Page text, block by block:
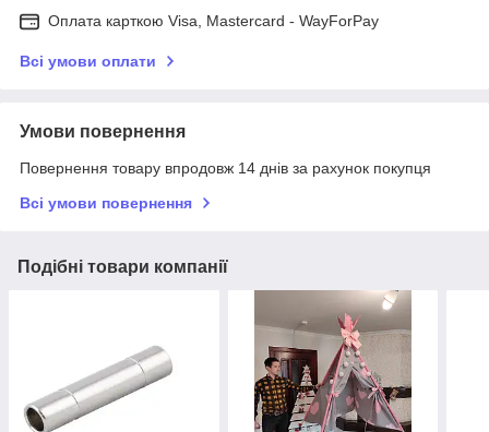
Оплата карткою Visa, Mastercard - WayForPay
Всі умови оплати
Умови повернення
Повернення товару впродовж 14 днів за рахунок покупця
Всі умови повернення
Подібні товари компанії